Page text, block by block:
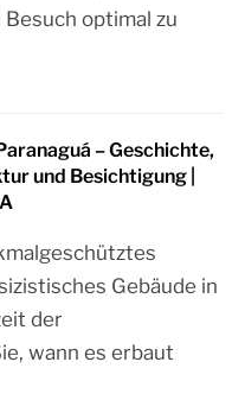
optimal zu
– Geschichte,
und Besichtigung |
Gebäude in
der
wann es erbaut